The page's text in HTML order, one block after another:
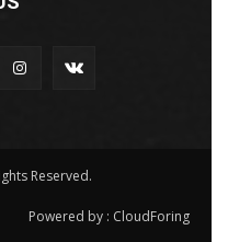
Reserved.
Powered by : CloudForing